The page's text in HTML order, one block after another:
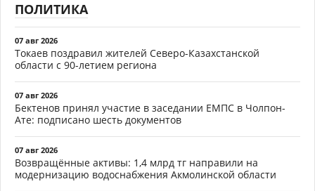
ПОЛИТИКА
07 авг 2026
Токаев поздравил жителей Северо-Казахстанской
области с 90-летием региона
07 авг 2026
Бектенов принял участие в заседании ЕМПС в Чолпон-
Ате: подписано шесть документов
07 авг 2026
Возвращённые активы: 1,4 млрд тг направили на
модернизацию водоснабжения Акмолинской области